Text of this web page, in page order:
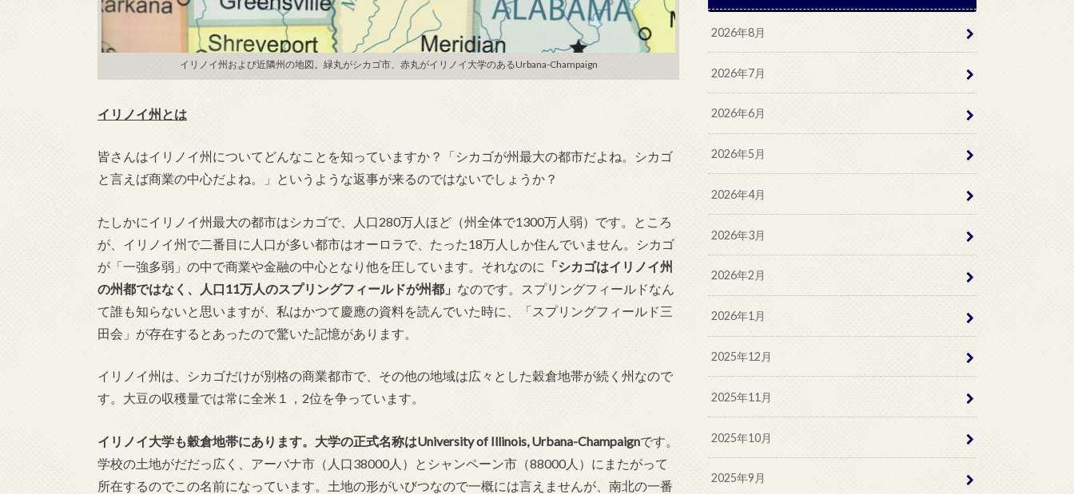
イリノイ州および近隣州の地図。緑丸がシカゴ市、赤丸がイリノイ大学のあるUrbana-Champaign
イリノイ州とは
皆さんはイリノイ州についてどんなことを知っていますか？「シカゴが州最大の都市だよね。シカゴ
と言えば商業の中心だよね。」というような返事が来るのではないでしょうか？
たしかにイリノイ州最大の都市はシカゴで、人口280万人ほど（州全体で1300万人弱）です。ところ
が、イリノイ州で二番目に人口が多い都市はオーロラで、たった18万人しか住んでいません。シカゴ
が「一強多弱」の中で商業や金融の中心となり他を圧しています。それなのに 「シカゴはイリノイ州
の州都ではなく、人口11万人のスプリングフィールドが州都」 なのです。スプリングフィールドなん
て誰も知らないと思いますが、私はかつて慶應の資料を読んでいた時に、「スプリングフィールド三
田会」が存在するとあったので驚いた記憶があります。
イリノイ州は、シカゴだけが別格の商業都市で、その他の地域は広々とした穀倉地帯が続く州なので
す。大豆の収穫量では常に全米１，2位を争っています。
イリノイ大学も穀倉地帯にあります。大学の正式名称はUniversity of Illinois, Urbana-Champaignです。
学校の土地がだだっ広く、アーバナ市（人口38000人）とシャンペーン市（88000人）にまたがって
所在するのでこの名前になっています。土地の形がいびつなので一概には言えませんが、南北の一番
2026年8月
2026年7月
2026年6月
2026年5月
2026年4月
2026年3月
2026年2月
2026年1月
2025年12月
2025年11月
2025年10月
2025年9月